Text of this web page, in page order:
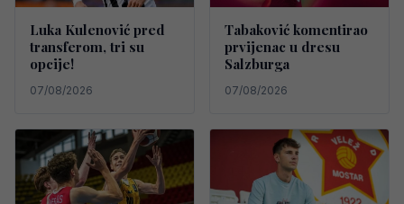
Luka Kulenović pred
transferom, tri su
opcije!
07/08/2026
Tabaković komentirao
prvijenac u dresu
Salzburga
07/08/2026